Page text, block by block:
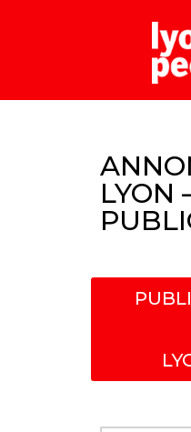
LYON